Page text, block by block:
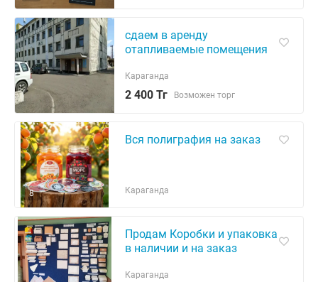
сдаем в аренду
отапливаемые помещения
2 400 Тг Возможен торг
Караганда
8
Вся полиграфия на заказ
Караганда
Продам Коробки и упаковка
в наличии и на заказ
Караганда